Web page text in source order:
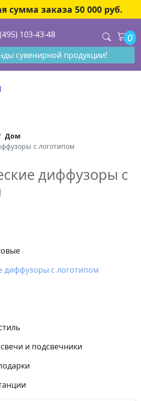
сумма заказа 50 000 руб.
103-43-48 0
сувенирной продукции!
Дом
с логотипом
диффузоры с
диффузоры с логотипом
и подсвечники